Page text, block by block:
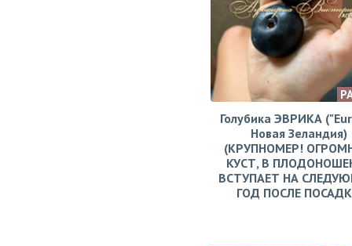
Голубика ЭВРИКА
Новая Зеландия)
(КРУПНОМЕР!
КУСТ, В
ВСТУПАЕТ НА
ГОД ПОСЛЕ